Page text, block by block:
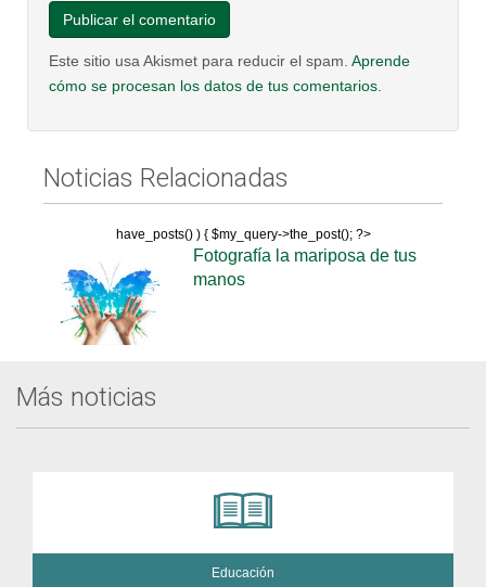
Este sitio usa Akismet para reducir el spam. Aprende
cómo se procesan los datos de tus comentarios.
Noticias Relacionadas
have_posts() ) { $my_query->the_post(); ?>
Fotografía la mariposa de tus
manos
Más noticias
Educación